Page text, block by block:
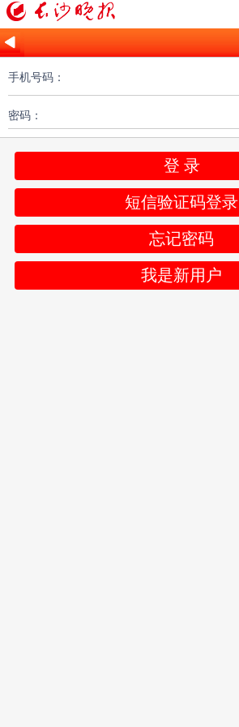
手机号码：
密码：
登 录
短信验证码登录
忘记密码
我是新用户